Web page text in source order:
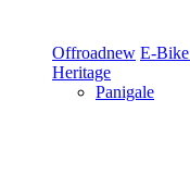
Offroadnew E-Bike
Heritage
Panigale